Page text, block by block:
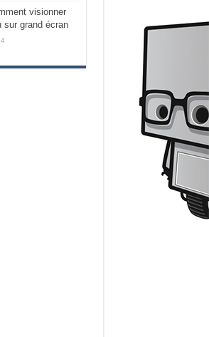
visionner
sur grand écran